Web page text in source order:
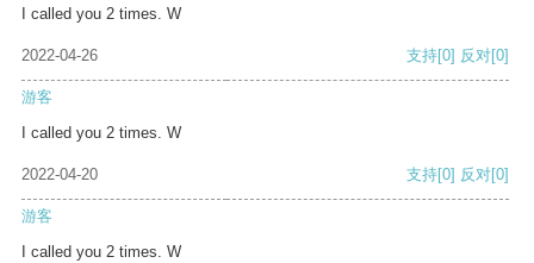
I called you 2 times. W
2022-04-26 支持[0] 反对[0]
游客
I called you 2 times. W
2022-04-20 支持[0] 反对[0]
游客
I called you 2 times. W